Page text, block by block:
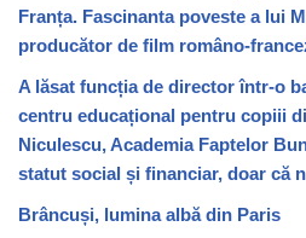
Franța. Fascinanta poveste a lui
producător de film româno-
A lăsat funcția de director într-o
centru educațional pentru copiii
Niculescu, Academia Faptelor
statut social și financiar, doar că
Brâncuși, lumina albă din Paris